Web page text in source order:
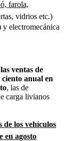
farola,
vidrios etc.)
y electromecánica
ventas de
anual en
, las de
carga livianos
de los vehículos
en agosto